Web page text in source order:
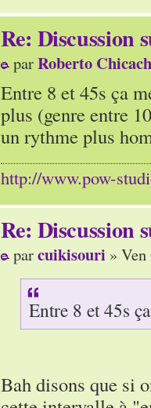
Re: Discussion
parRoberto
Entre 8 et 45s ça
plus (genre entre
un rythme plus
http://www.pow-
Re: Discussion
parcuikisouri »
Entre 8 et 45s
Bah disons que si